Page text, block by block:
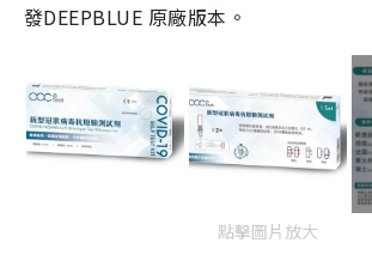
發DEEPBLUE 原廠版本。
點擊圖片放大